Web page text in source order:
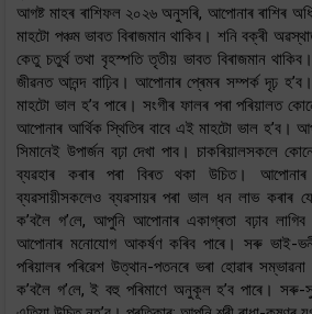
আগষ্ট মাহৰ ৰাশিফল ২০২৬ অনুসৰি, আপোনাৰ ৰাশিৰ
মাহটো পঞ্চম ভাবত বিৰাজমান থাকিব। শনি বক্ৰী
কেতু চতুৰ্থ তথা বৃহস্পতি তৃতীয় ভাবত বিৰাজমান
জীৱনত আনন্দ বাঢ়িব। আপোনাৰ প্ৰেমৰ সম্পৰ্ক দৃঢ়
মাহটো ভাল হ’ব পাৰে। সংগীৰ ফালৰ পৰা পৰিয়ালত
আপোনাৰ আৰ্থিক স্থিতিৰ বাবে এই মাহটো ভাল হ’ব।
সিমানেই উপাৰ্জন বঢ়া দেখা পাব।
ব্যৱহাৰ কৰাৰ পৰা বিৰত থকা উচিত।
ব্যৱসায়ীসকলেও ব্যৱসায়ৰ পৰা ভাল ধন লাভ কৰাৰ
ক’বলৈ গ’লে, আপুনি আপোনাৰ একাগ্ৰতা বঢ়াব
আপোনাৰ মনোযোগ আকৰ্ষণ কৰিব পাৰে। সৰু ভাই-
পৰিয়ালৰ পৰিৱেশ উত্থান-পতনৰে ভৰা হোৱাৰ
ক’বলৈ গ’লে, ই বহু পৰিমাণে অনুকূল হ’ব পাৰে।